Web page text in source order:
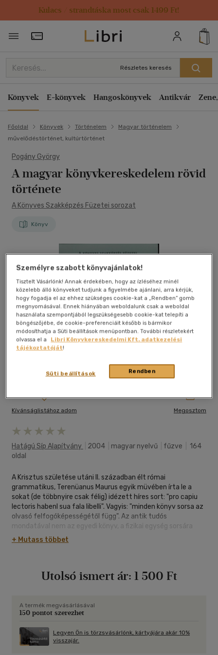
Kulacs / strandtáska most csak 1499 Ft!
Törzsvásárlói Kártya adatai
Részletes keresés
Könyvek E-könyvek Hangoskönyvek Antikvár
Főoldal Könyvek Történelem
Magyar történelem
művelődéstörténet, kultúrtörténet
Pogány György
A magyar könyvkereskedelem rövid
története
A Könyves Szakképzés Füzetei sorozat
Könyv
Kívánságlistához adom Megosztom
Hatágú Síp Alapítvány 2004 magyar nyelvű fűzve
164
oldal
A Krisztus születése utáni II. században élt római
grammatikus, Terenüanus Maurus egyik müvében írta le a
sokat (de többnyire csak félig) idézett híres sort: "pro capiu
lectoris habenl sua fala libelli". Vagyis: "minden könyv sorsa az
olvasó felfogóképességétől függ". Az antik tudós
mondatával nem az egyedi könyv, a fizikai egység sorsára
utalt, hanem a műre, arra a szellemi tartalomra, amelynek a
kötet csupán foglalata. Terenüanus Maurus közel kétezer
feltétlenül azonos a szépirodalommal - élete nem fejeződik
tanulmányozza és egyfajta párbeszéd alakul ki közte és az
író között. Az irodalmi élet - ez a megállapítás is
egymást feltételező egysége. Ahhoz azonban, hogy ez az
egység létrejöjjön, elengedhetetlen valamilyen közvetítő
+ Mutass többet
Utolsó ismert ár: 1 500 Ft
A termék megvásárlásával
150 pontot szerezhet
Legyen Ön is törzsvásárlónk, kártyájára akár 10%
visszajár.
Személyre szabott könyvajánlatok!
Tisztelt Vásárlónk! Annak érdekében, hogy az ízléséhez minél
közelebb álló könyveket tudjunk a figyelmébe ajánlani, arra kérjük,
hogy fogadja el az ehhez szükséges cookie-kat a „Rendben” gomb
megnyomásával. Ennek hiányában weboldalunk csak a weboldal
használata szempontjából legszükségesebb cookie-kat telepíti a
böngészőjébe, de cookie-preferenciáit később is bármikor
módosíthatja a Süti beállítások menüpontban. További részletekért
olvassa el a
Libri Könyvkereskedelmi Kft. adatkezelési
tájékoztatóját!
Rendben
Süti beállítások